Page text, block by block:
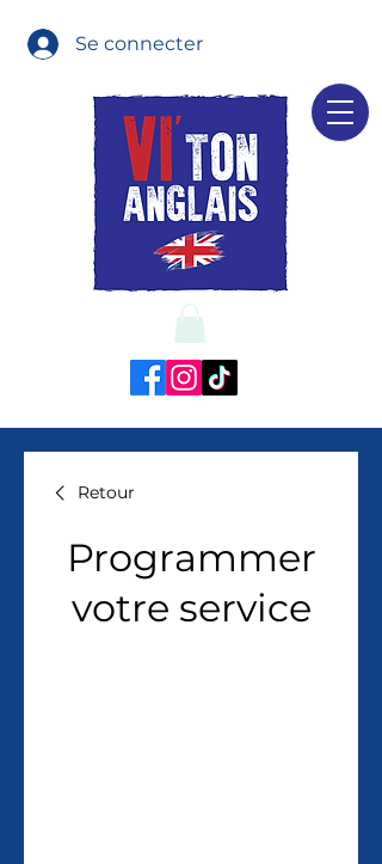
Se connecter
Retour
Programmer
votre service